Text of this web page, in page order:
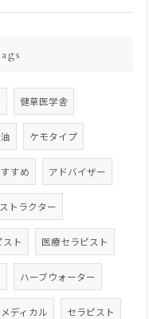
健草医学舎
ケモタイプ
すめ アドバイザー
トラクター
スト 医療セラピスト
ハーブウォーター
メディカル セラピスト